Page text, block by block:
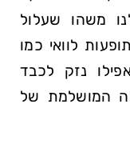
משהו שעלול
לוואי ⁣כמו
נזק לכבד
המושלמת של